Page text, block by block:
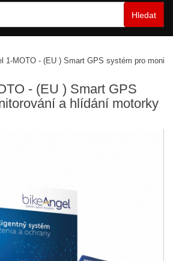
Hledat
1-MOTO - (EU ) Smart GPS systém pro
- (EU ) Smart GPS
a hlídání motorky